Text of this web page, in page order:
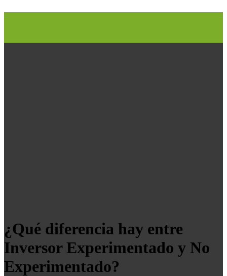
¿Qué diferencia hay entre
Inversor Experimentado y No
Experimentado?